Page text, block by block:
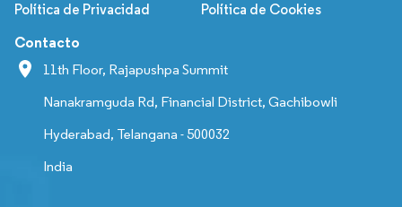
Política de Privacidad Política de Cookies
Contacto
11th Floor, Rajapushpa Summit
Nanakramguda Rd, Financial District, Gachibowli
Hyderabad, Telangana - 500032
India